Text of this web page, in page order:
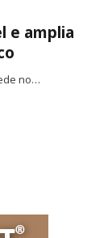
e amplia
no…